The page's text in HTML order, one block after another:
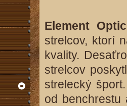
Element
strelcov, ktorí
kvality.
strelcov
strelecký
od